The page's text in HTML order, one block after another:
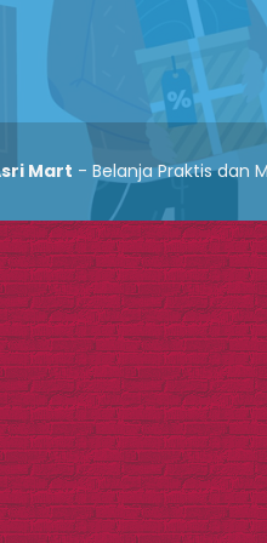
Mart - Belanja Praktis dan